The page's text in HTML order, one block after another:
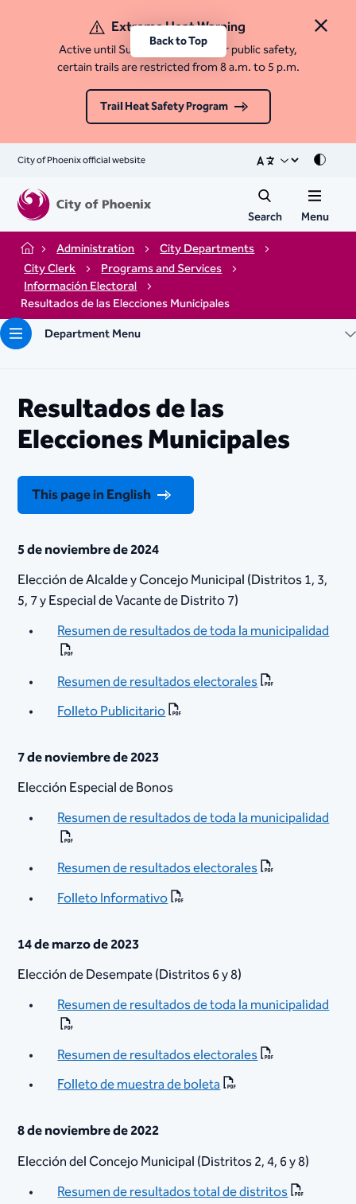
Close
Extreme Heat Warning
Active until Sunday, August 9. For public safety,
certain trails are restricted from 8 a.m. to 5 p.m.
Trail Heat Safety Program
City of Phoenix official website Mode
Search Menu
Home Administration
City Departments
City Clerk
Programs and Services
Información Electoral
Resultados de las Elecciones Municipales
Department Menu
Resultados de las
Elecciones Municipales
This page in English
5 de noviembre de 2024
Elección de Alcalde y Concejo Municipal (Distritos 1, 3,
5, 7 y Especial de Vacante de Distrito 7)
Resumen de resultados de toda la municipalidad
Resumen de resultados electorales
Folleto Publicitario​
7 de noviembre de 2023
Elección Especial de Bonos
Resumen de resultados de toda la municipalidad​
Resumen de resultados electorales
Folleto Informativo
14 de marzo de 2023
Elección de Desempate (Distritos 6 y 8)
Resumen de resultados de toda la municipalidad
Resumen de resultados ​electorales
Folleto de muestra d​e boleta
8 de noviembre de 2022
Elección del Concejo Municipal (Distritos 2, 4, 6 y 8)
Resumen de resultados total de distritos
Back to Top